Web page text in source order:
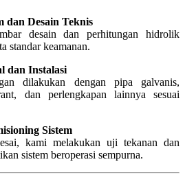
dan Desain Teknis
desain dan perhitungan hidrolik
standar keamanan.
dan Instalasi
dilakukan dengan pipa galvanis,
dan perlengkapan lainnya sesuai
Sistem
kami melakukan uji tekanan dan
sistem beroperasi sempurna.